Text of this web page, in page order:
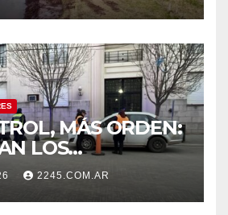
MÁS ORDEN:
LOS
PREVENTIVOS
EN DOLORES
2245.COM.AR